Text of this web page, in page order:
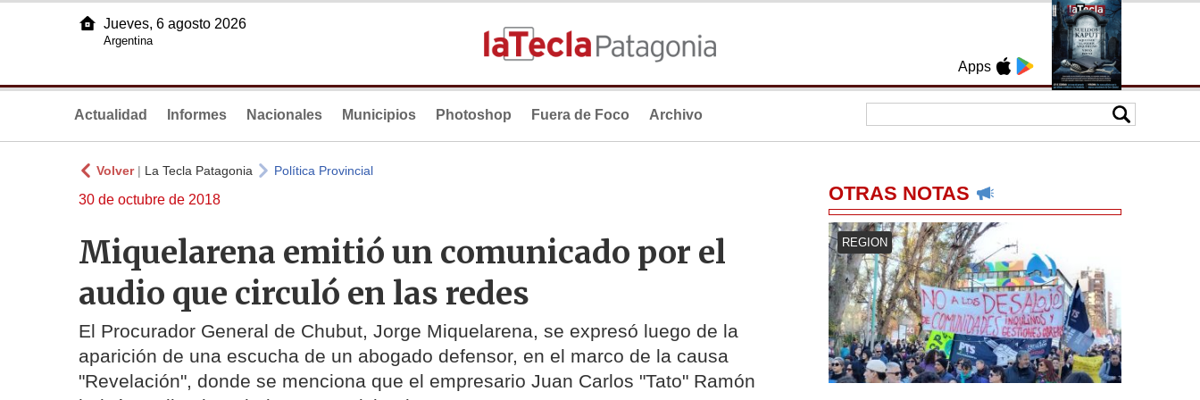
Apps
Jueves, 6 agosto 2026
Argentina
Actualidad Informes Nacionales Municipios Photoshop Fuera de Foco Archivo
Volver| La Tecla Patagonia Política Provincial
30 de octubre de 2018
Miquelarena emitió un comunicado por el
audio que circuló en las redes
El Procurador General de Chubut, Jorge Miquelarena, se expresó luego de la
aparición de una escucha de un abogado defensor, en el marco de la causa
"Revelación", donde se menciona que el empresario Juan Carlos "Tato" Ramón
OTRAS NOTAS
REGION